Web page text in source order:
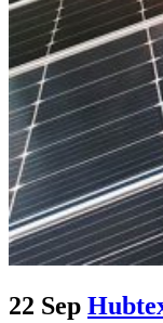
22 Sep